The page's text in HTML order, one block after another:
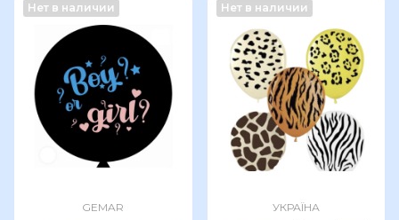
Нет в наличии
GEMAR
Нет в наличии
УКРАЇНА